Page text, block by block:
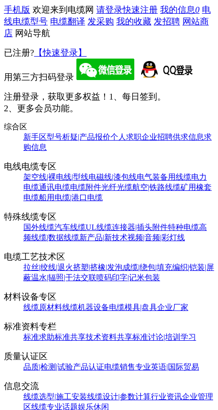
手机版 欢迎来到电缆网 请登录快速注册 我的信息0 电
线电缆型号 电缆翻译 发采购 我的收藏 发招聘 网站商
店 网站导航
已注册? 【快速登录】
用第三方扫码登录
注册登录，获取更多权益！ 1、每日签到。
2、更多会员功能。
综合区
新手区型号析疑|产品报价个人求职企业招聘供求信息求
购信息
电线电缆专区
架空线|裸电线|型线电磁线|漆包线电气装备用线缆电力
电缆通讯电缆电缆附件光纤光缆航空|铁路线缆矿用橡套
电缆船用电缆|港口电缆
特殊线缆专区
国外线缆汽车线缆UL线缆连接器|插头附件特种电缆高
频线缆|数据线缆新产品|新技术视频|音频|彩灯线
电缆工艺技术区
拉丝|绞线|退火挤塑|挤橡|发泡成缆|绕包|填充编织|铠装|屏
蔽温水|辐照|干法交联喷码印字|记米包装
材料设备专区
线缆原材料线缆机器设备电缆模具|盘具企业厂家
标准资料专栏
标准求助标准共享技术资料共享标准讨论|培训学习
质量认证区
品质|检测|试验产品认证电缆销售专业英语|国际贸易
信息交流
线缆选型|施工安装线缆设计|参数计算行业资讯企业管理
区线缆专业话题娱乐休闲